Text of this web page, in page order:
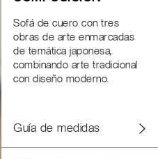
Sofá de cuero con tres
obras de arte enmarcadas
de temática japonesa,
combinando arte tradicional
con diseño moderno.
Guía de medidas